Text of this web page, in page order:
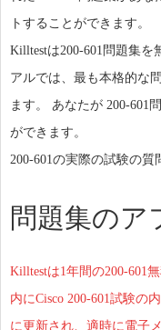
トすることができます。
Killtestは200-601問題集
アルでは、最も本格的な
ます。 あなたが 200-601
ができます。
200-601の実際の試験の質
問題集のア
Killtestは1年間の200-601
内にCisco 200-601試験の
に更新され、適時に電子